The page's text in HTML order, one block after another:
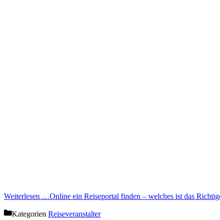
Weiterlesen …Online ein Reiseportal finden – welches ist das
Kategorien Reiseveranstalter